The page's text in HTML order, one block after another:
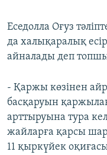
Еседолла Оғуз
да халықаралық
айналады деп
- Қаржы көзінен
басқаруын
арттыруына тура
жайларға қарсы
11 қыркүйек